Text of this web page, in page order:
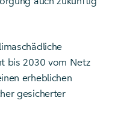
bis 2030 vom Netz
erheblichen
gesicherter